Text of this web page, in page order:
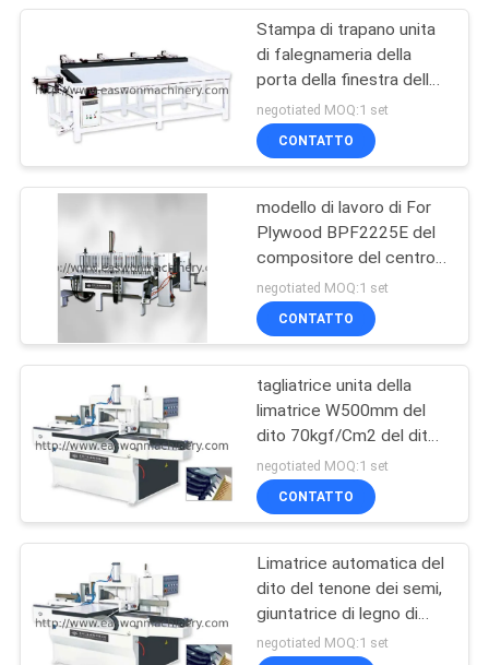
Cabina di spruzzo di
falegnameria
Limatrice unita del
dito
13
Macchina
dell'essicatore
8
Stampa di trapano unita
di falegnameria della
porta della finestra della
limatrice del dito di
W1000mm 3kw
negotiated MOQ:1 set
CONTATTO
modello di lavoro di For
Plywood BPF2225E del
compositore del centro
del legname di L2500mm
negotiated MOQ:1 set
CONTATTO
tagliatrice unita della
limatrice W500mm del
dito 70kgf/Cm2 del dito
unito del morsetto
negotiated MOQ:1 set
CONTATTO
Limatrice automatica del
dito del tenone dei semi,
giuntatrice di legno di
MXB3515 2.2kw
negotiated MOQ:1 set